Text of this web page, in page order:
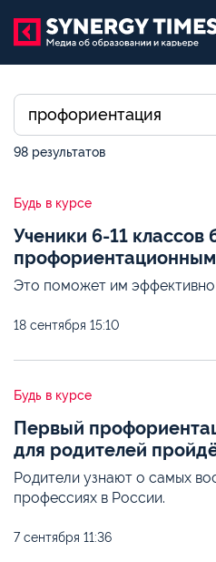
98 результатов
Будь в курсе
Ученики 6-11 классов
Это поможет им
18 сентября 15:10
Будь в курсе
Первый
для родителей
Родители узнают о самых
профессиях в России.
7 сентября 11:36